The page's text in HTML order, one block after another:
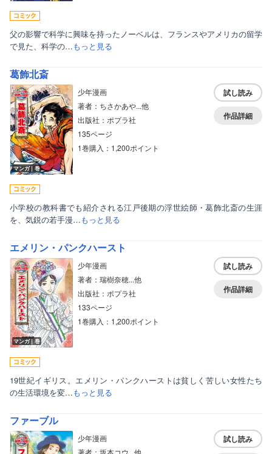
父の影響で科学に興味を持ったノーベルは、フランスやアメリカの留学
で見た、科学の…もっと見る
葛飾北斎
マンガ｜巻
少年漫画
著者：ちさかあや...他
出版社：ポプラ社
135ページ
1巻購入：1,200ポイント
試し読み
作品詳細
小学校の教科書でも紹介される江戸後期の浮世絵師・葛飾北斎の生涯
を、気鋭の若手漫…もっと見る
エメリン・パンクハースト
マンガ｜巻
少年漫画
著者：瑞樹奈穂...他
出版社：ポプラ社
133ページ
1巻購入：1,200ポイント
試し読み
作品詳細
19世紀イギリス。エメリン・パンクハーストは貧しく苦しい女性たち
の生活環境を変…もっと見る
ファーブル
少年漫画
試し読み